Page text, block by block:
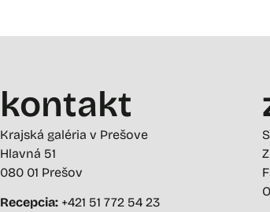
kontakt
Krajská galéria v Prešove
Hlavná 51
080 01 Prešov
Recepcia: +421 51 772 54 23